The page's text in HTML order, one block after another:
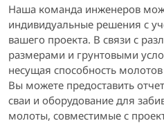
Наша команда инженеров
индивидуальные решения с
вашего проекта. В связи с
размерами и грунтовыми
несущая способность
Вы можете предоставить
сваи и оборудование для
молоты, совместимые с